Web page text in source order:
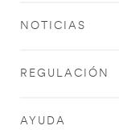
NOTICIAS
REGULACIÓN
AYUDA